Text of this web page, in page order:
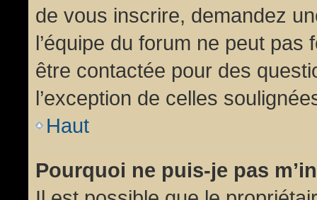
de vous inscrire, demandez
l’équipe du forum ne peut
être contactée pour des
l’exception de celles
Haut
Pourquoi ne puis-je pas